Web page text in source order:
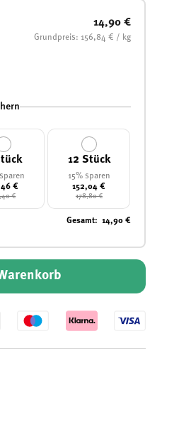
14,90 €
Grundpreis: 156,84 € / kg
€
€
12 Stück
15% sparen
152,04 €
178,80 €
Gesamt: 14,90 €